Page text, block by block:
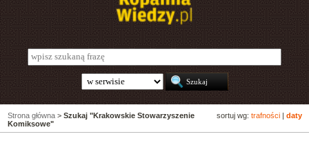
sortuj wg: trafności daty
Strona główna > Szukaj "Krakowskie Stowarzyszenie
Komiksowe"